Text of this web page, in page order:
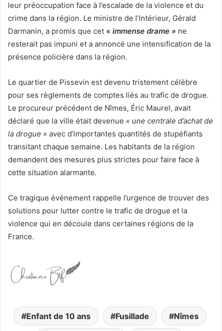
leur préoccupation face à l’escalade de la violence et du
crime dans la région. Le ministre de l’Intérieur, Gérald
Darmanin, a promis que cet « immense drame » ne
resterait pas impuni et a annoncé une intensification de la
présence policière dans la région.
Le quartier de Pissevin est devenu tristement célèbre
pour ses règlements de comptes liés au trafic de drogue.
Le procureur précédent de Nîmes, Éric Maurel, avait
déclaré que la ville était devenue « une centrale d’achat de
la drogue » avec d’importantes quantités de stupéfiants
transitant chaque semaine. Les habitants de la région
demandent des mesures plus strictes pour faire face à
cette situation alarmante.
Ce tragique événement rappelle l’urgence de trouver des
solutions pour lutter contre le trafic de drogue et la
violence qui en découle dans certaines régions de la
France.
Enfant de 10 ans Fusillade Nîmes